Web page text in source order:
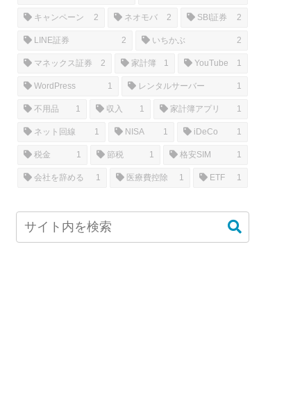
キャンペーン 2 ネオモバ 2 SBI証券 2
LINE証券 2 いちかぶ 2
マネックス証券 2 家計簿 1 YouTube 1
WordPress 1 レンタルサーバー 1
不用品 1 収入 1 家計簿アプリ 1
ネット回線 1 NISA 1 iDeCo 1
税金 1 節税 1 格安SIM 1
会社を辞める 1 医療費控除 1 ETF 1